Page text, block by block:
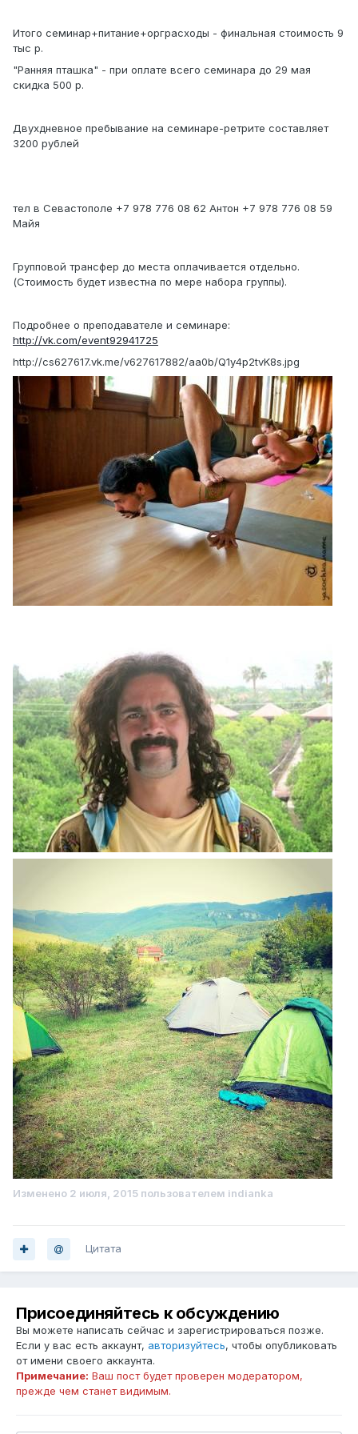
Итого семинар+питание+орграсходы - финальная стоимость 9
тыс р.
"Ранняя пташка" - при оплате всего семинара до 29 мая
скидка 500 р.
Двухдневное пребывание на семинаре-ретрите составляет
3200 рублей
тел в Севастополе +7 978 776 08 62 Антон +7 978 776 08 59
Майя
Групповой трансфер до места оплачивается отдельно.
(Стоимость будет известна по мере набора группы).
Подробнее о преподавателе и семинаре:
http://vk.com/event92941725
http://cs627617.vk.me/v627617882/aa0b/Q1y4p2tvK8s.jpg
Изменено 2 июля, 2015 пользователем indianka
Цитата
Присоединяйтесь к обсуждению
Вы можете написать сейчас и зарегистрироваться позже.
Если у вас есть аккаунт, авторизуйтесь, чтобы опубликовать
от имени своего аккаунта.
Примечание: Ваш пост будет проверен модератором,
прежде чем станет видимым.